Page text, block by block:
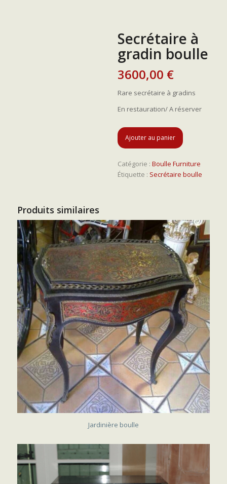
Secrétaire à
gradin boulle
3600,00 €
Rare secrétaire à gradins
En restauration/ A réserver
Ajouter au panier
Catégorie : Boulle Furniture
Étiquette : Secrétaire boulle
Produits similaires
Jardinière boulle